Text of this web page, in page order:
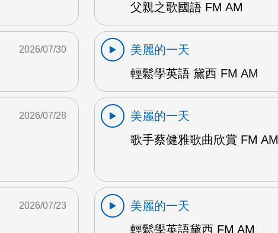
父親之歌國語 FM AM
2026/07/30
美麗的一天
輕鬆學英語 黛西 FM AM
2026/07/28
美麗的一天
歌手蔡健雅歌曲欣賞 FM AM
2026/07/23
美麗的一天
輕鬆學英語黛西 FM AM